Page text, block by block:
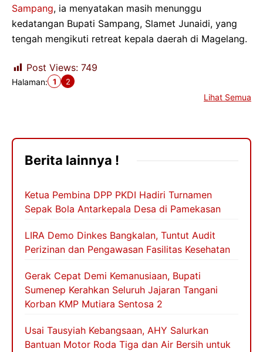
Sampang, ia menyatakan masih menunggu
kedatangan Bupati Sampang, Slamet Junaidi, yang
tengah mengikuti retreat kepala daerah di Magelang.
Post Views: 749
Halaman: 1 2
Lihat Semua
Berita lainnya !
Ketua Pembina DPP PKDI Hadiri Turnamen
Sepak Bola Antarkepala Desa di Pamekasan
LIRA Demo Dinkes Bangkalan, Tuntut Audit
Perizinan dan Pengawasan Fasilitas Kesehatan
Gerak Cepat Demi Kemanusiaan, Bupati
Sumenep Kerahkan Seluruh Jajaran Tangani
Korban KMP Mutiara Sentosa 2
Usai Tausyiah Kebangsaan, AHY Salurkan
Bantuan Motor Roda Tiga dan Air Bersih untuk